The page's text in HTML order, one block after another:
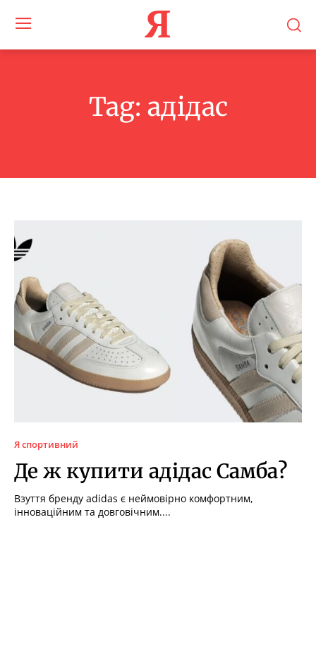
Я
Tag: адідас
Я спортивний
Де ж купити адідас Самба?
Взуття бренду adidas є неймовірно комфортним,
інноваційним та довговічним....